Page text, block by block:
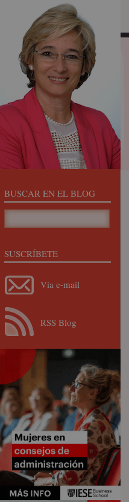
BUSCAR EN EL BLOG
SUSCRÍBETE
Vía e-mail
RSS Blog